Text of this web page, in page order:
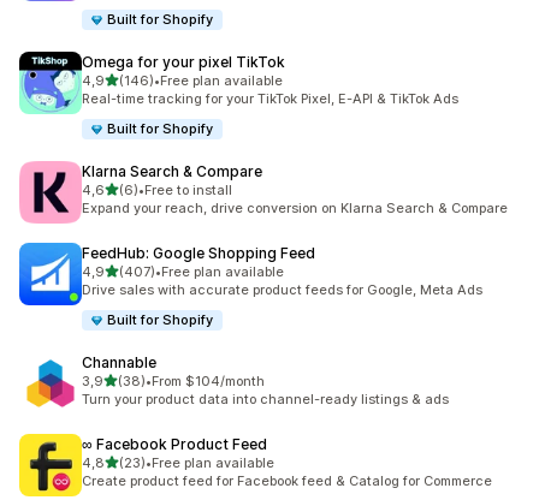
Built for Shopify
Omega for your pixel TikTok
4,9av 5 stjerner
(146)
Totalt 146 omtaler
•Free plan available
Real-time tracking for your TikTok Pixel, E-API & TikTok Ads
Built for Shopify
Klarna Search & Compare
4,6av 5 stjerner
(6)
Totalt 6 omtaler
•Free to install
Expand your reach, drive conversion on Klarna Search & Compare
FeedHub: Google Shopping Feed
4,9av 5 stjerner
(407)
Totalt 407 omtaler
•Free plan available
Drive sales with accurate product feeds for Google, Meta Ads
Built for Shopify
Channable
3,9av 5 stjerner
(38)
Totalt 38 omtaler
•From $104/month
Turn your product data into channel-ready listings & ads
∞ Facebook Product Feed
4,8av 5 stjerner
(23)
Totalt 23 omtaler
•Free plan available
Create product feed for Facebook feed & Catalog for Commerce